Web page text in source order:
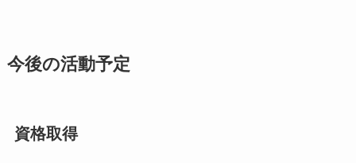
今後の活動予定
資格取得